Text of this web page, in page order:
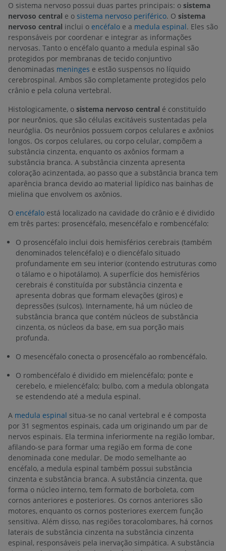
O sistema nervoso possui duas partes principais: o sistema
nervoso central e o sistema nervoso periférico. O sistema
nervoso central inclui o encéfalo e a medula espinal. Eles são
responsáveis por coordenar e integrar as informações
nervosas. Tanto o encéfalo quanto a medula espinal são
protegidos por membranas de tecido conjuntivo
denominadas meninges e estão suspensos no líquido
cerebrospinal. Ambos são completamente protegidos pelo
crânio e pela coluna vertebral.
Histologicamente, o sistema nervoso central é constituído
por neurônios, que são células excitáveis sustentadas pela
neuróglia. Os neurônios possuem corpos celulares e axônios
longos. Os corpos celulares, ou corpo celular, compõem a
substância cinzenta, enquanto os axônios formam a
substância branca. A substância cinzenta apresenta
coloração acinzentada, ao passo que a substância branca tem
aparência branca devido ao material lipídico nas bainhas de
mielina que envolvem os axônios.
O encéfalo está localizado na cavidade do crânio e é dividido
em três partes: prosencéfalo, mesencéfalo e rombencéfalo:
O prosencéfalo inclui dois hemisférios cerebrais (também
denominados telencéfalo) e o diencéfalo situado
profundamente em seu interior (contendo estruturas como
o tálamo e o hipotálamo). A superfície dos hemisférios
cerebrais é constituída por substância cinzenta e
apresenta dobras que formam elevações (giros) e
depressões (sulcos). Internamente, há um núcleo de
substância branca que contém núcleos de substância
cinzenta, os núcleos da base, em sua porção mais
profunda.
O mesencéfalo conecta o prosencéfalo ao rombencéfalo.
O rombencéfalo é dividido em mielencéfalo; ponte e
cerebelo, e mielencéfalo; bulbo, com a medula oblongata
se estendendo até a medula espinal.
A medula espinal situa-se no canal vertebral e é composta
por 31 segmentos espinais, cada um originando um par de
nervos espinais. Ela termina inferiormente na região lombar,
afilando-se para formar uma região em forma de cone
denominada cone medular. De modo semelhante ao
encéfalo, a medula espinal também possui substância
cinzenta e substância branca. A substância cinzenta, que
forma o núcleo interno, tem formato de borboleta, com
cornos anteriores e posteriores. Os cornos anteriores são
motores, enquanto os cornos posteriores exercem função
sensitiva. Além disso, nas regiões toracolombares, há cornos
laterais de substância cinzenta na substância cinzenta
espinal, responsáveis pela inervação simpática. A substância